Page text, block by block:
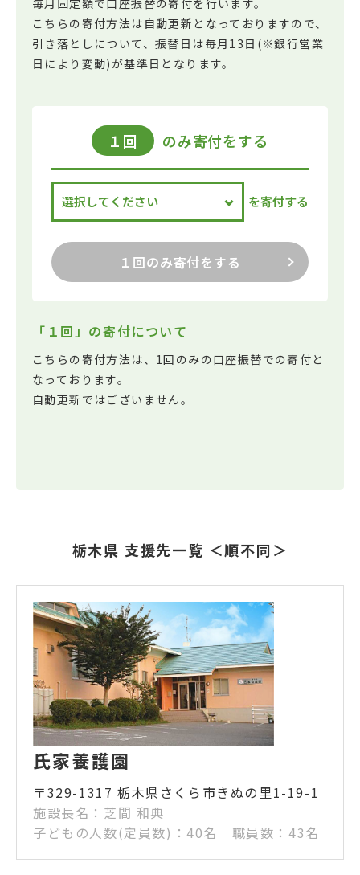
毎月固定額で口座振替の寄付を行います。
こちらの寄付方法は自動更新となっておりますので、
引き落としについて、振替日は毎月13日(※銀行営業
日により変動)が基準日となります。
１回 のみ寄付をする
を寄付する
１回のみ寄付をする
「１回」の寄付について
こちらの寄付方法は、1回のみの口座振替での寄付と
なっております。
自動更新ではございません。
栃木県 支援先一覧 ＜順不同＞
氏家養護園
〒329-1317 栃木県さくら市きぬの里1-19-1
施設長名：芝間 和典
子どもの人数(定員数)：40名 職員数：43名